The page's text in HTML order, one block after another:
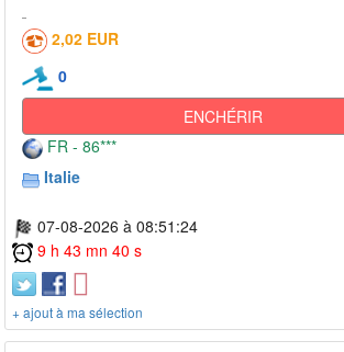
2,02 EUR
0
ENCHÉRIR
FR - 86***
Italie
07-08-2026 à 08:51:24
9 h 43 mn 40 s
+ ajout à ma sélection